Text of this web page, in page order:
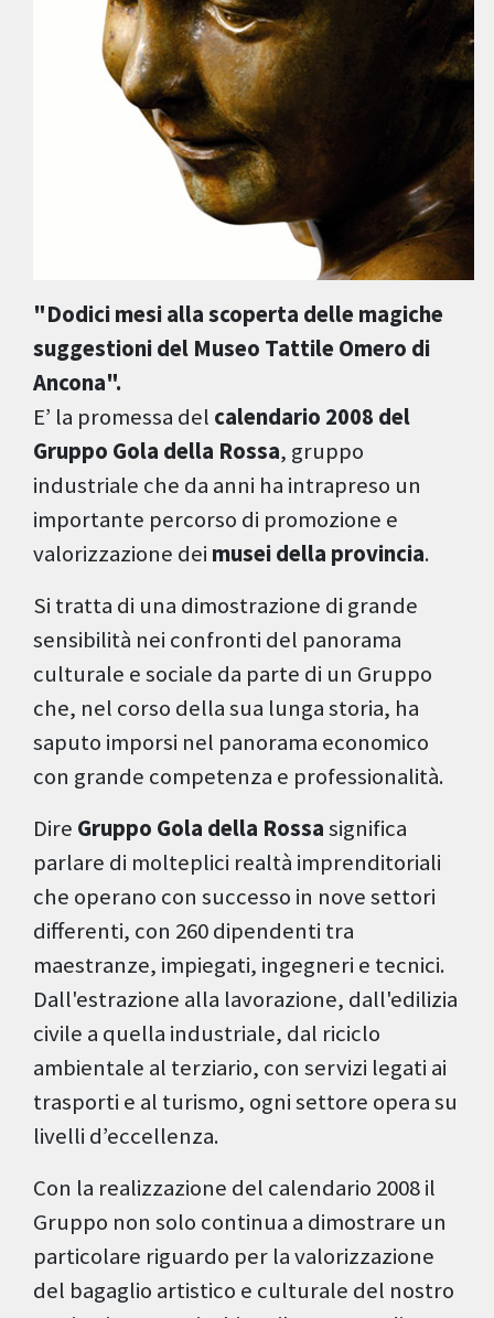
"Dodici mesi alla scoperta delle magiche
suggestioni del Museo Tattile Omero di
Ancona".
E’ la promessa del calendario 2008 del
Gruppo Gola della Rossa, gruppo
industriale che da anni ha intrapreso un
importante percorso di promozione e
valorizzazione dei musei della provincia.
Si tratta di una dimostrazione di grande
sensibilità nei confronti del panorama
culturale e sociale da parte di un Gruppo
che, nel corso della sua lunga storia, ha
saputo imporsi nel panorama economico
con grande competenza e professionalità.
Dire Gruppo Gola della Rossasignifica
parlare di molteplici realtà imprenditoriali
che operano con successo in nove settori
differenti, con 260 dipendenti tra
maestranze, impiegati, ingegneri e tecnici.
Dall'estrazione alla lavorazione, dall'edilizia
civile a quella industriale, dal riciclo
ambientale al terziario, con servizi legati ai
trasporti e al turismo, ogni settore opera su
livelli d’eccellenza.
Con la realizzazione del calendario 2008 il
Gruppo non solo continua a dimostrare un
particolare riguardo per la valorizzazione
del bagaglio artistico e culturale del nostro